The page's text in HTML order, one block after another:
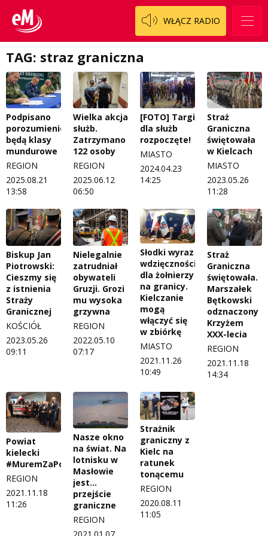
WŁĄCZ RADIO
Modna kultura
Pacjent, którego nie zapomnę
Pasjonaci
Piąta strona świata
Prawdę mówiąc
Słowo Dnia
Weekend z blondynką
W starych Kielcach
Wszystko w temacie
Regulamin programu Patron
Logo do pobrania
Regulamin konkursów
Regulamin przesyłania materiałów
Regulamin sklepu internetowego
Regulamin darowizn
Regulamin konkursu Zwierzak naszej klasy
Polityka prywatności
ZNAJDZIESZ NAS TAKŻE NA
TAG: straz graniczna
Podpisano
porozumienie,
będą klasy
mundurowe
REGION
2025.08.21
13:58
Wielka akcja
służb.
Zatrzymano
122 osoby
REGION
2025.06.12
06:50
[FOTO] Targi
dla służb
rozpoczęte!
MIASTO
2024.04.23
14:25
Straż
Graniczna
świętowała
w Kielcach
MIASTO
2023.05.26
11:28
Biskup Jan
Piotrowski:
Cieszmy się
z istnienia
Straży
Granicznej
KOŚCIÓŁ
2023.05.26
09:11
Nielegalnie
zatrudniał
obywateli
Gruzji. Grozi
mu wysoka
grzywna
REGION
2022.05.10
07:17
Słodki wyraz
wdzięczności
dla żołnierzy
na granicy.
Kielczanie
mogą
włączyć się
w zbiórkę
MIASTO
2021.11.26
10:49
Straż
Graniczna
świętowała.
Marszałek
Bętkowski
odznaczony
Krzyżem
XXX-lecia
REGION
2021.11.18
14:34
Powiat
kielecki
#MuremZaPolskimMundurem
REGION
2021.11.18
11:26
Nasze okno
na świat. Na
lotnisku w
Masłowie
jest…
przejście
graniczne
REGION
Strażnik
graniczny z
Kielc na
ratunek
tonącemu
REGION
2020.08.11
11:05